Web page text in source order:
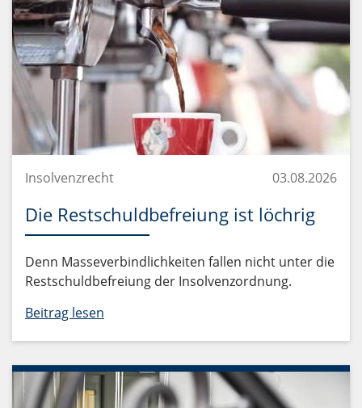
Insolvenzrecht 03.08.2026
Die Restschuldbefreiung ist löchrig
Denn Masseverbindlichkeiten fallen nicht unter die
Restschuldbefreiung der Insolvenzordnung.
Beitrag lesen